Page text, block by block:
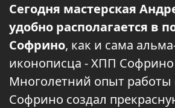
Сегодня мастерская
удобно располагается в
Софрино, как и сама
иконописца - ХПП
Многолетний опыт
Софрино создал